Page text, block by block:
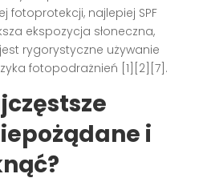
fotoprotekcji, najlepiej SPF
ekspozycja słoneczna,
rygorystyczne używanie
fotopodrażnień [1][2][7].
i